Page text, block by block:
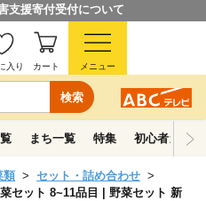
支援寄付受付について
検索
入り カート メニュー
まち一覧 特集 初心者ガイド
類
セット・詰め合わせ
セット 8~11品目 | 野菜セット 新